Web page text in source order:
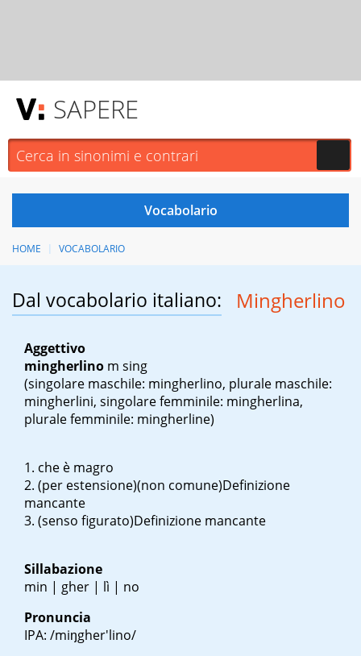
SAPERE
HOME VOCABOLARIO
Dal vocabolario italiano: Mingherlino
Aggettivo
mingherlino m sing
(singolare maschile: mingherlino, plurale maschile:
mingherlini, singolare femminile: mingherlina,
plurale femminile: mingherline)
che è magro
(per estensione)(non comune)Definizione
mancante
(senso figurato)Definizione mancante
Sillabazione
min | gher | lì | no
Pronuncia
IPA: /miŋgher'lino/